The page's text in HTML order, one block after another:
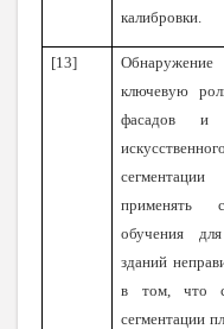
калибровки.
[13]
Обнаружение
ключевую
фасадов и
применять
обучения
зданий
в том, что
сегментации